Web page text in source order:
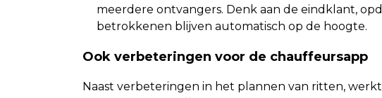
meerdere ontvangers. Denk aan de eindklant,
betrokkenen blijven automatisch op de hoogte.
Ook verbeteringen voor de chauffeursapp
Naast verbeteringen in het plannen van ritten,